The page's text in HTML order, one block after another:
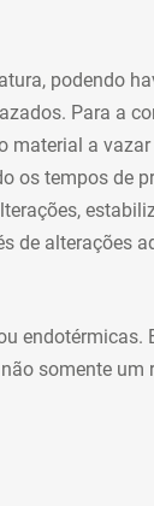
podendo
Para a
material a
os tempos de
de alterações
endotérmicas.
somente um